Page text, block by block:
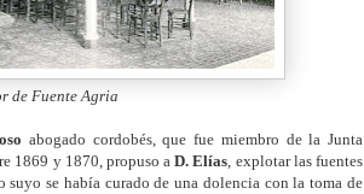
de Fuente Agria
abogado cordobés, que fue miembro de la Junta
1869 y 1870, propuso aD. Elías, explotar las fuentes
suyo se había curado de una dolencia con la toma de